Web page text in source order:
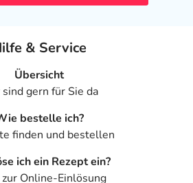
& Service
Übersicht
gern für Sie da
bestelle ich?
finden und bestellen
ich ein Rezept ein?
Online-Einlösung